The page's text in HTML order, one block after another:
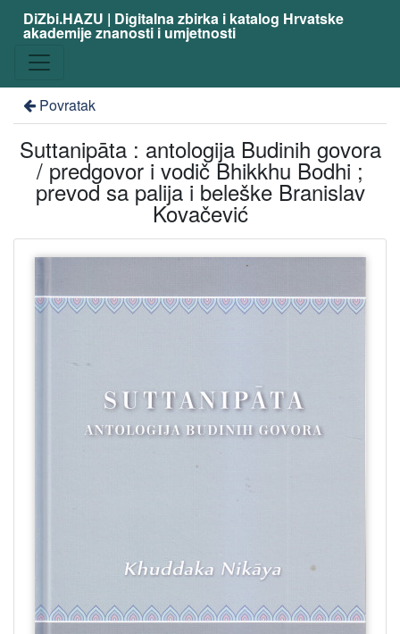
DiZbi.HAZU | Digitalna zbirka i katalog Hrvatske
akademije znanosti i umjetnosti
Povratak
Suttanipāta : antologija Budinih govora
/ predgovor i vodič Bhikkhu Bodhi ;
prevod sa palija i beleške Branislav
Kovačević